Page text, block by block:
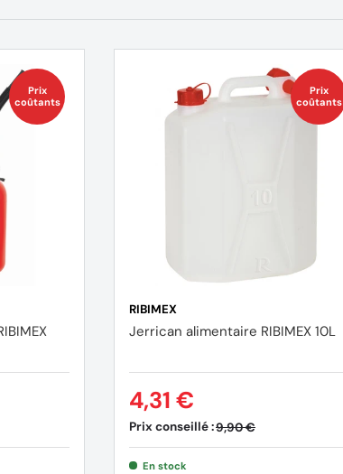
Prix
coûtants
Prix
coûtants
RIBIMEX
Jerrican alimentaire RIBIMEX 10L
Prix conseillé :9,90 €
4,31 €
En stock